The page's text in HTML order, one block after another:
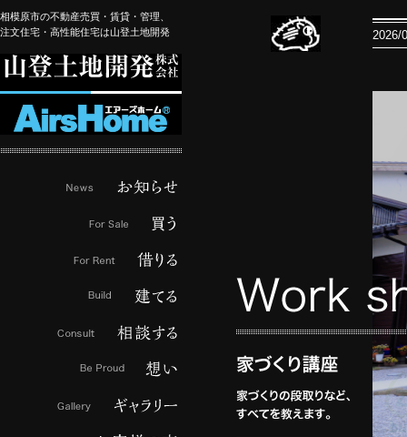
相模原市の不動産売買・賃貸・管理、
注文住宅・高性能住宅は山登土地開発
マップでご案内しております。 2026/